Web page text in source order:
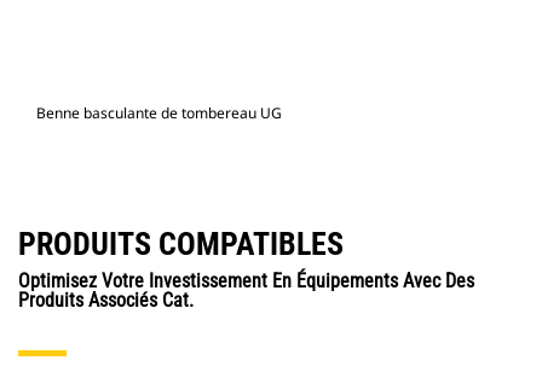
Benne basculante de tombereau UG
PRODUITS COMPATIBLES
Optimisez Votre Investissement En Équipements Avec Des
Produits Associés Cat.